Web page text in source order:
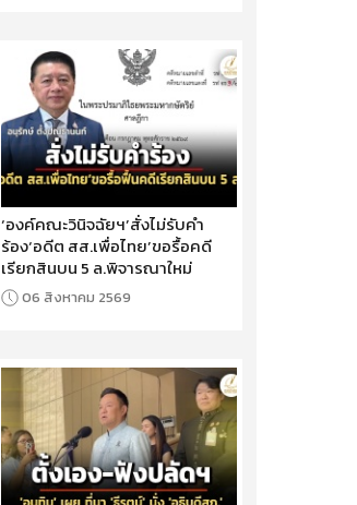
‘องค์คณะวินิจฉัยฯ’สั่งไม่รับคำ
ร้อง‘อดีต สส.เพื่อไทย’ขอรื้อคดี
เรียกสินบน 5 ล.พิจารณาใหม่
06 สิงหาคม 2569